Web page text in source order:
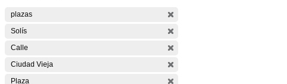
plazas
Solís
Calle
Ciudad Vieja
Plaza